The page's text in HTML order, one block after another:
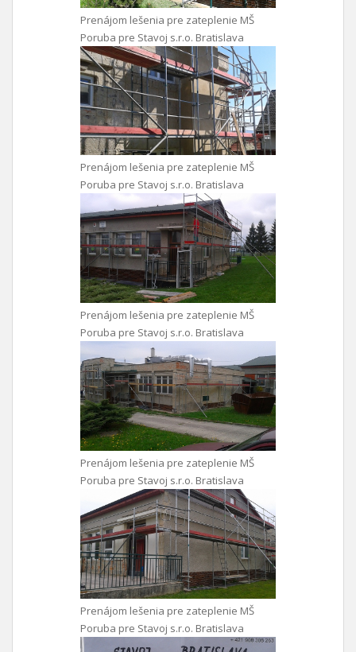
Prenájom lešenia pre zateplenie MŠ
Poruba pre Stavoj s.r.o. Bratislava
Prenájom lešenia pre zateplenie MŠ
Poruba pre Stavoj s.r.o. Bratislava
Prenájom lešenia pre zateplenie MŠ
Poruba pre Stavoj s.r.o. Bratislava
Prenájom lešenia pre zateplenie MŠ
Poruba pre Stavoj s.r.o. Bratislava
Prenájom lešenia pre zateplenie MŠ
Poruba pre Stavoj s.r.o. Bratislava